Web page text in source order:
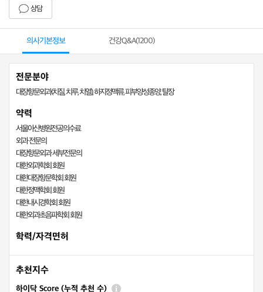
상담
의사기본정보 건강Q&A(1200)
전문분야
대장항문외과(치질, 치루, 치열), 하지정맥류, 피부양성종양, 탈장
약력
서울아산병원전공의수료
외과 전문의
대장항문외과 세부전문의
대한외과학회 회원
대한대장항문학회 회원
대한정맥학회 회원
대한내시경학회 회원
대한외과초음파학회 회원
학력/자격면허
추천지수
하이닥 Score (누적 추천 수)